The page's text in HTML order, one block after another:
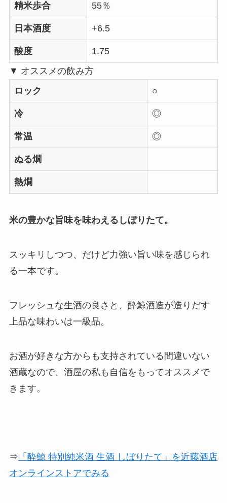
精米歩合 55％
日本酒度 +6.5
酸度
1.75
▼ オススメの飲み方
ロック
○
冷 ◎
常温 ◎
ぬる燗
熱燗
米の豊かな旨味を味わえるしぼりたて。
スッキリしつつ、だけど力強い旨い味を感じられ
る一本です。
フレッシュな生酒の良さと、酔鯨酒造が造りだす
上品な味わいは一級品。
お酒が好きな方からも支持されている間違いない
酒蔵なので、酒屋の私も自信をもってオススメで
きます。
⇒ 「酔鯨 特別純米酒 生酒 しぼりたて」を近藤酒店
オンラインストアでみる